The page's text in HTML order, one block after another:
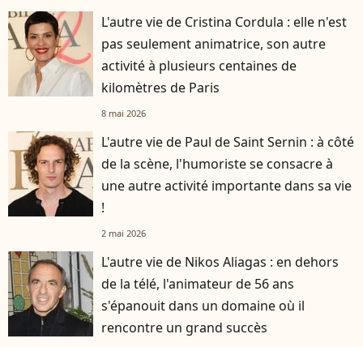
L'autre vie de Cristina Cordula : elle n'est
pas seulement animatrice, son autre
activité à plusieurs centaines de
kilomètres de Paris
8 mai 2026
L'autre vie de Paul de Saint Sernin : à côté
de la scène, l'humoriste se consacre à
une autre activité importante dans sa vie
!
2 mai 2026
L'autre vie de Nikos Aliagas : en dehors
de la télé, l'animateur de 56 ans
s'épanouit dans un domaine où il
rencontre un grand succès